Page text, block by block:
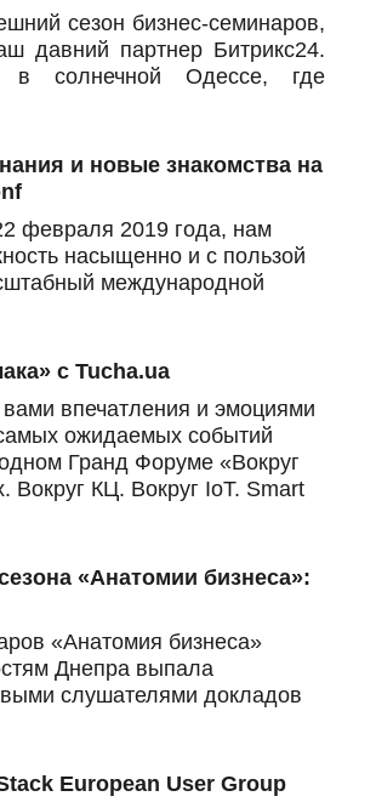
сезон бизнес-семинаров,
давний партнер Битрикс24.
солнечной Одессе, где
нашего давнего партнера) —
и новые знакомства на
февраля 2019 года, нам
насыщенно и с пользой
международной
это грандиозное событие,
впечатлениями и
с Tucha.ua
впечатления и эмоциями
ожидаемых событий
Гранд Форуме «Вокруг
Вокруг КЦ. Вокруг IoT. Smart
«Ультрамарин» в Киеве.
«Анатомии бизнеса»:
«Анатомия бизнеса»
Днепра выпала
слушателями докладов
European User Group